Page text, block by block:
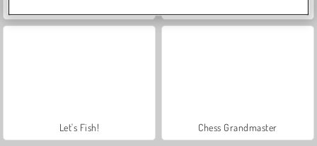
Let's Fish! Chess Grandmaster